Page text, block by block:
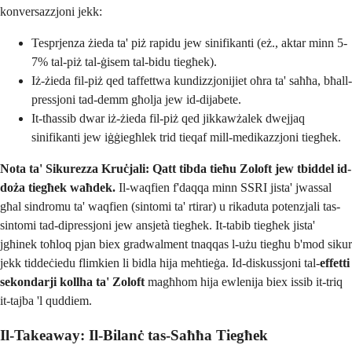
konversazzjoni jekk:
Tesprjenza żieda ta' piż rapidu jew sinifikanti (eż., aktar minn 5-
7% tal-piż tal-ġisem tal-bidu tiegħek).
Iż-żieda fil-piż qed taffettwa kundizzjonijiet oħra ta' saħħa, bħall-
pressjoni tad-demm għolja jew id-dijabete.
It-tħassib dwar iż-żieda fil-piż qed jikkawżalek dwejjaq
sinifikanti jew iġġiegħlek trid tieqaf mill-medikazzjoni tiegħek.
Nota ta' Sikurezza Kruċjali: Qatt tibda tieħu Zoloft jew tbiddel id-
doża tiegħek waħdek. Il-waqfien f'daqqa minn SSRI jista' jwassal
għal sindromu ta' waqfien (sintomi ta' rtirar) u rikaduta potenzjali tas-
sintomi tad-dipressjoni jew ansjetà tiegħek. It-tabib tiegħek jista'
jgħinek toħloq pjan biex gradwalment tnaqqas l-użu tiegħu b'mod sikur
jekk tiddeċiedu flimkien li bidla hija meħtieġa. Id-diskussjoni tal-effetti
sekondarji kollha ta' Zoloft magħhom hija ewlenija biex issib it-triq
it-tajba 'l quddiem.
Il-Takeaway: Il-Bilanċ tas-Saħħa Tiegħek